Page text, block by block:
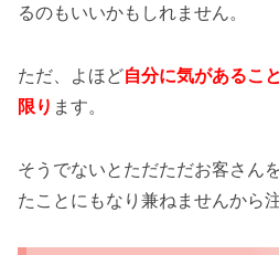
るのもいいかもしれません。
ただ、よほど自分に気があるこ
限り ます。
そうでないとただただお客さん
たことにもなり兼ねませんから